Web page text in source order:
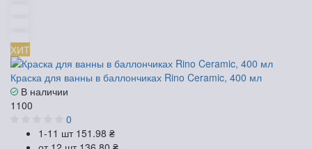
ХИТ
Краска для ванны в баллончиках Rino Ceramic, 400 мл
В наличии
1100
0
1-11 шт 151.98 ₴